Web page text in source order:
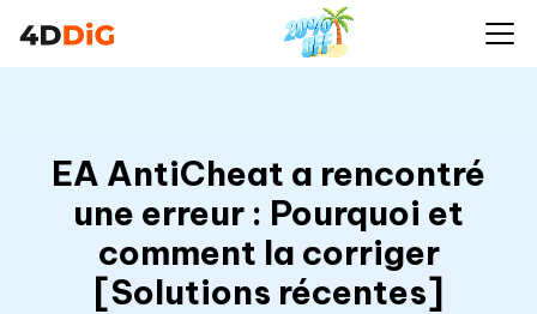
EA AntiCheat a rencontré
une erreur : Pourquoi et
comment la corriger
[Solutions récentes]